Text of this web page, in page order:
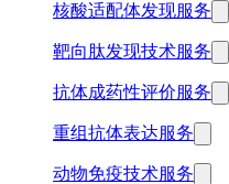
核酸适配体发现服务
靶向肽发现技术服务
抗体成药性评价服务
重组抗体表达服务
动物免疫技术服务